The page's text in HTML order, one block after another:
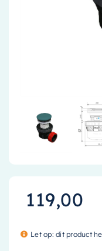
119,00
Let op: dit product